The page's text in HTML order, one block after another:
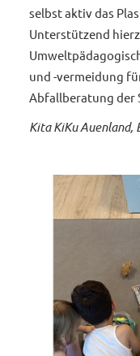
selbst aktiv das
Unterstützend
und -vermeidung
Abfallberatung der
Kita KiKu Auenland,